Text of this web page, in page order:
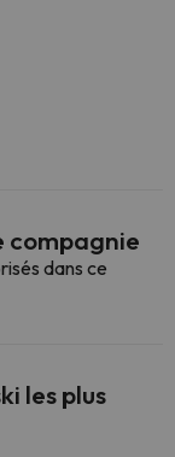
compagnie
dans ce
les plus